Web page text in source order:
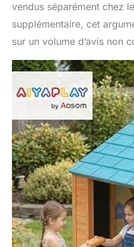
vendus séparément chez
supplémentaire, cet
sur un volume d’avis non